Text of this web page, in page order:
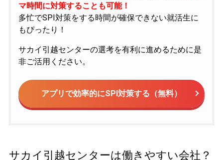
マ時間に対策することも可能！
多忙でSPI対策をする時間が確保できない就活生に
もぴったり！
サカイ引越センターの選考を有利に進めるために是
非ご活用ください。
アプリで効率的にSPI対策する（無料）
サカイ引越センターは働きやすい会社？